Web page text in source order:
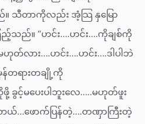
သီတာကိုလည်း အံ့သြ နှမြော
ည့်သည်။ “ဟင်း….ဟင်း….ကိုချစ်ကို
တ်လား….ဟင်း….ဟင်း….ဒါပါဘဲ
တရားတချို့ကို
ဆိုဖို့ ခွင့်မပေးပါဘူးလေ…..မဟုတ်ဖူး
ယ်…ဖောက်ပြန်တဲ့….တဏှာကြီးတဲ့